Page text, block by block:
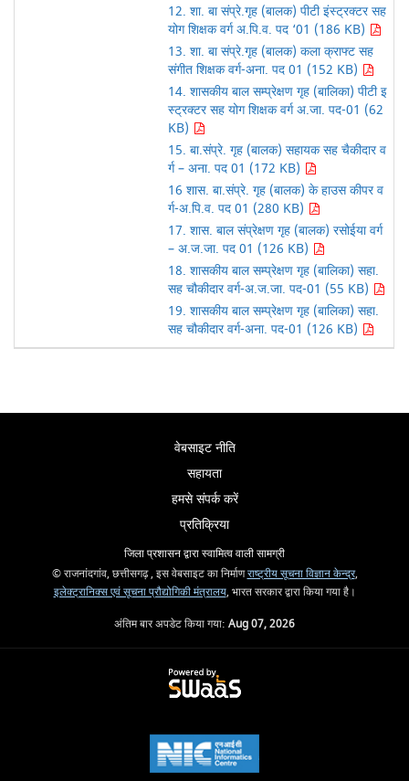
12. शा. बा संप्रे.गृह (बालक) पीटी इंस्ट्रक्टर सह
योग शिक्षक वर्ग अ.पि.व. पद ‘01 (186 KB)
13. शा. बा संप्रे.गृह (बालक) कला क्राफ्ट सह
संगीत शिक्षक वर्ग-अना. पद 01 (152 KB)
14. शासकीय बाल सम्प्रेक्षण गृह (बालिका) पीटी इ
स्ट्रक्टर सह योग शिक्षक वर्ग अ.जा. पद-01 (62
KB)
15. बा.संप्रे. गृह (बालक) सहायक सह चैकीदार व
र्ग – अना. पद 01 (172 KB)
16 शास. बा.संप्रे. गृह (बालक) के हाउस कीपर व
र्ग-अ.पि.व. पद 01 (280 KB)
17. शास. बाल संप्रेक्षण गृह (बालक) रसोईया वर्ग
– अ.ज.जा. पद 01 (126 KB)
18. शासकीय बाल सम्प्रेक्षण गृह (बालिका) सहा.
सह चौकीदार वर्ग-अ.ज.जा. पद-01 (55 KB)
19. शासकीय बाल सम्प्रेक्षण गृह (बालिका) सहा.
सह चौकीदार वर्ग-अना. पद-01 (126 KB)
वेबसाइट नीति
सहायता
हमसे संपर्क करें
प्रतिक्रिया
जिला प्रशासन द्वारा स्वामित्व वाली सामग्री
© राजनांदगांव, छत्तीसगढ़ , इस वेबसाइट का निर्माणराष्ट्रीय सूचना विज्ञान केन्द्र,
इलेक्ट्रानिक्स एवं सूचना प्रौद्योगिकी मंत्रालय, भारत सरकार द्वारा किया गया है।
अंतिम बार अपडेट किया गया: Aug 07, 2026